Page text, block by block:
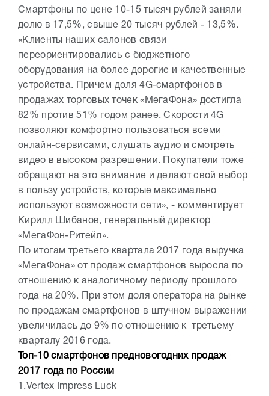
Смартфоны по цене 10-15 тысяч рублей заняли
долю в 17,5%, свыше 20 тысяч рублей - 13,5%.
«Клиенты наших салонов связи
переориентировались с бюджетного
оборудования на более дорогие и качественные
устройства. Причем доля 4G-смартфонов в
продажах торговых точек «МегаФона» достигла
82% против 51% годом ранее. Скорости 4G
позволяют комфортно пользоваться всеми
онлайн-сервисами, слушать аудио и смотреть
видео в высоком разрешении. Покупатели тоже
обращают на это внимание и делают свой выбор
в пользу устройств, которые максимально
используют возможности сети», - комментирует
Кирилл Шибанов, генеральный директор
«МегаФон-Ритейл».
По итогам третьего квартала 2017 года выручка
«МегаФона» от продаж смартфонов выросла по
отношению к аналогичному периоду прошлого
года на 20%. При этом доля оператора на рынке
по продажам смартфонов в штучном выражении
увеличилась до 9% по отношению к третьему
кварталу 2016 года.
Топ-10 смартфонов предновогодних продаж
2017 года по России
1.Vertex Impress Luck